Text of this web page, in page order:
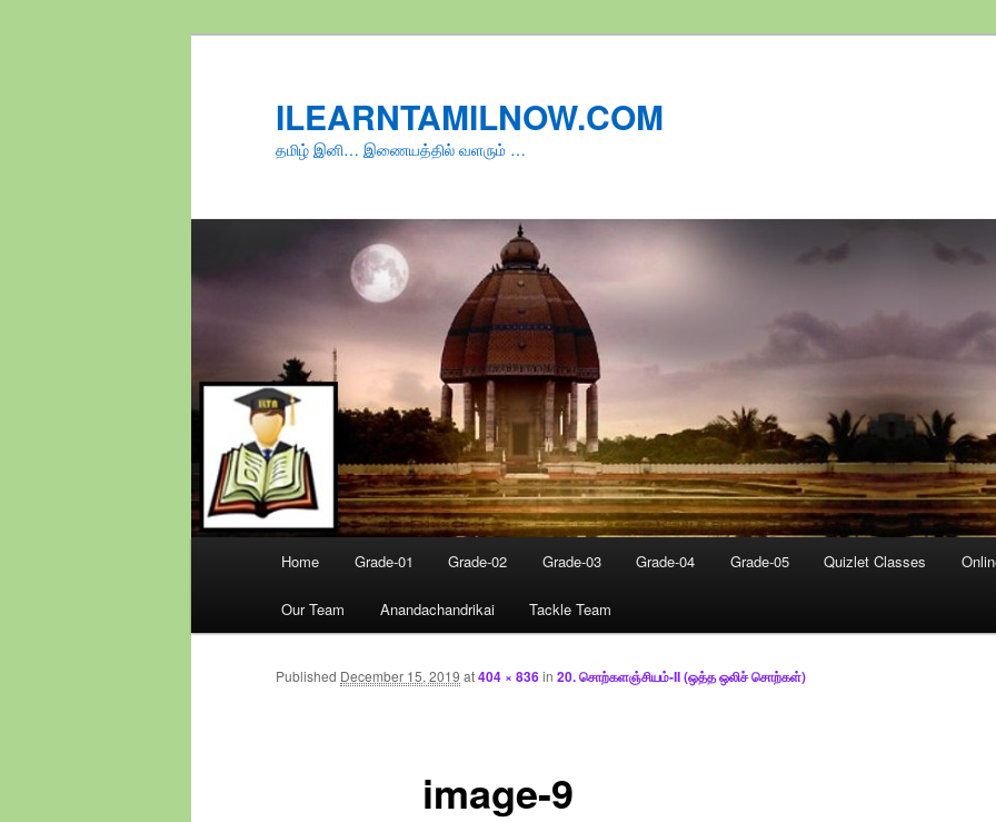
ILEARNTAMILNOW.COM
தமிழ் இனி… இணையத்தில் வளரும் …
Home Grade-01 Grade-02 Grade-03 Grade-04 Grade-05 Quizlet Classes
Our Team Anandachandrikai Tackle Team
image-9
Published December 15, 2019 at404 × 836in 20. சொற்களஞ்சியம்-II (ஒத்த ஒலிச் சொற்கள்)